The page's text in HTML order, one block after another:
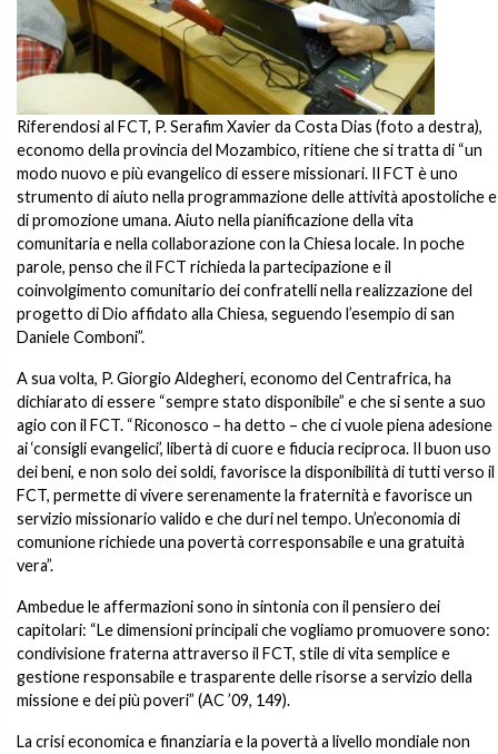
Riferendosi al FCT, P. Serafim Xavier da Costa Dias (foto a destra),
economo della provincia del Mozambico, ritiene che si tratta di “un
modo nuovo e più evangelico di essere missionari. Il FCT è uno
strumento di aiuto nella programmazione delle attività apostoliche e
di promozione umana. Aiuto nella pianificazione della vita
comunitaria e nella collaborazione con la Chiesa locale. In poche
parole, penso che il FCT richieda la partecipazione e il
coinvolgimento comunitario dei confratelli nella realizzazione del
progetto di Dio affidato alla Chiesa, seguendo l’esempio di san
Daniele Comboni”.
A sua volta, P. Giorgio Aldegheri, economo del Centrafrica, ha
dichiarato di essere “sempre stato disponibile” e che si sente a suo
agio con il FCT. “Riconosco – ha detto – che ci vuole piena adesione
ai ‘consigli evangelici’, libertà di cuore e fiducia reciproca. Il buon uso
dei beni, e non solo dei soldi, favorisce la disponibilità di tutti verso il
FCT, permette di vivere serenamente la fraternità e favorisce un
servizio missionario valido e che duri nel tempo. Un’economia di
comunione richiede una povertà corresponsabile e una gratuità
vera”.
Ambedue le affermazioni sono in sintonia con il pensiero dei
capitolari: “Le dimensioni principali che vogliamo promuovere sono:
condivisione fraterna attraverso il FCT, stile di vita semplice e
gestione responsabile e trasparente delle risorse a servizio della
missione e dei più poveri” (AC ’09, 149).
La crisi economica e finanziaria e la povertà a livello mondiale non